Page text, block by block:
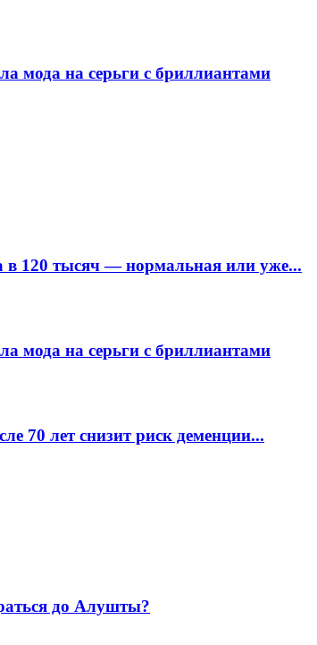
мода на серьги с бриллиантами
в 120 тысяч — нормальная или уже...
мода на серьги с бриллиантами
70 лет снизит риск деменции...
до Алушты?